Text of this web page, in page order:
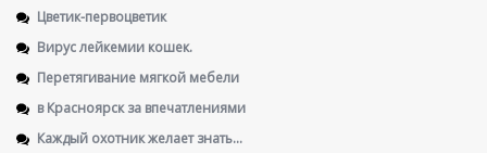
Цветик-первоцветик
Вирус лейкемии кошек.
Перетягивание мягкой мебели
в Красноярск за впечатлениями
Каждый охотник желает знать...